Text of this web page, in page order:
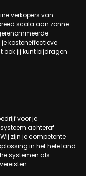
verkopers van
scala aan zonne-
kosteneffectieve
jij kunt bijdragen
voor je
achteraf
zijn je competente
in het hele land:
systemen als